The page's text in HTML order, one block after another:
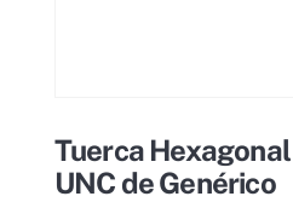
Tuerca
UNC de Genérico